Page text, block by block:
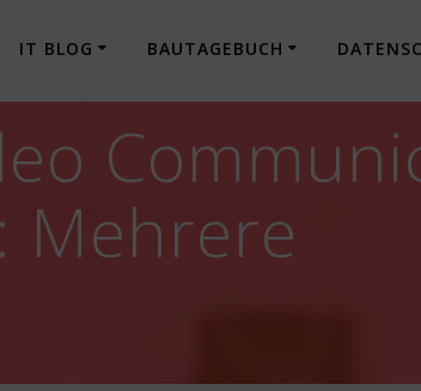
IT BLOG BAUTAGEBUCH
Mehrere